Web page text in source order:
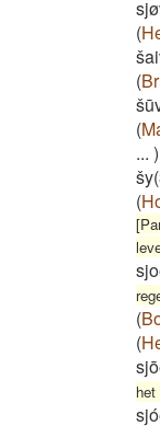
(
(
(
... )
(
(
(